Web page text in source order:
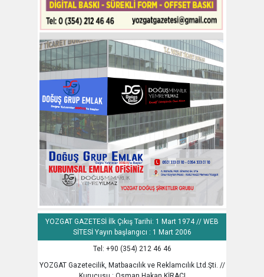
YOZGAT GAZETESİ İlk Çıkış Tarihi: 1 Mart 1974 // WEB
SİTESİ Yayın başlangıcı : 1 Mart 2006
Tel: +90 (354) 212 46 46
YOZGAT Gazetecilik, Matbaacılık ve Reklamcılık Ltd.Şti. //